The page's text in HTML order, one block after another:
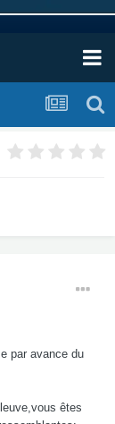
par avance du
êtes